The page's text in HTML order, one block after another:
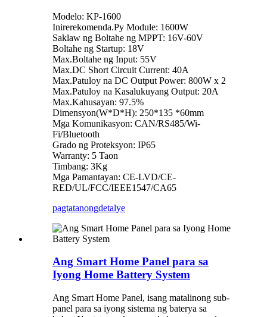
Modelo: KP-1600
Inirerekomenda.Py Module: 1600W
Saklaw ng Boltahe ng MPPT: 16V-60V
Boltahe ng Startup: 18V
Max.Boltahe ng Input: 55V
Max.DC Short Circuit Current: 40A
Max.Patuloy na DC Output Power: 800W x 2
Max.Patuloy na Kasalukuyang Output: 20A
Max.Kahusayan: 97.5%
Dimensyon(W*D*H): 250*135 *60mm
Mga Komunikasyon: CAN/RS485/Wi-
Fi/Bluetooth
Grado ng Proteksyon: IP65
Warranty: 5 Taon
Timbang: 3Kg
Mga Pamantayan: CE-LVD/CE-
RED/UL/FCC/IEEE1547/CA65
pagtatanongdetalye
Ang Smart Home Panel para sa
Iyong Home Battery System
Ang Smart Home Panel, isang matalinong sub-
panel para sa iyong sistema ng baterya sa